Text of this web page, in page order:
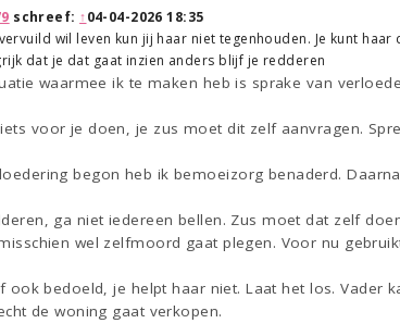
schreef: ↑04-04-2026 18:35
wil leven kun jij haar niet tegenhouden. Je kunt
dat je dat gaat inzien anders blijf je redderen
waarmee ik te maken heb is sprake van
voor je doen, je zus moet dit zelf aanvragen.
begon heb ik bemoeizorg benaderd.
ga niet iedereen bellen. Zus moet dat zelf
wel zelfmoord gaat plegen. Voor nu
ook bedoeld, je helpt haar niet. Laat het los. Vader
de woning gaat verkopen.